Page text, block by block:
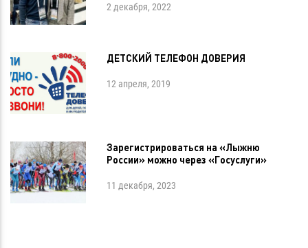
2 декабря, 2022
ДЕТСКИЙ ТЕЛЕФОН ДОВЕРИЯ
12 апреля, 2019
Зарегистрироваться на «Лыжню
России» можно через «Госуслуги»
11 декабря, 2023